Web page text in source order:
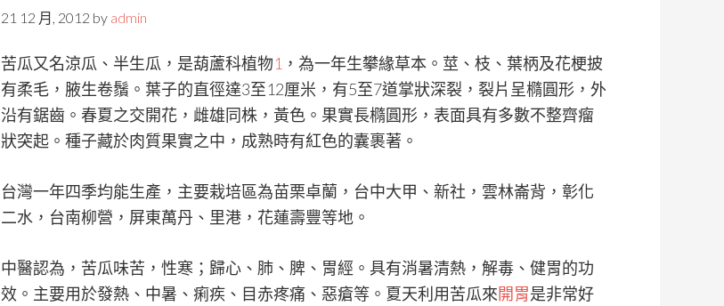
21 12 月, 2012 by admin
苦瓜又名涼瓜、半生瓜，是葫蘆科植物1 ，為一年生攀緣草本。莖、枝、葉柄及花梗披
有柔毛，腋生卷鬚。葉子的直徑達3至12厘米，有5至7道掌狀深裂，裂片呈橢圓形，外
沿有鋸齒。春夏之交開花，雌雄同株，黃色。果實長橢圓形，表面具有多數不整齊瘤
狀突起。種子藏於肉質果實之中，成熟時有紅色的囊裹著。
台灣一年四季均能生產，主要栽培區為苗栗卓蘭，台中大甲、新社，雲林崙背，彰化
二水，台南柳營，屏東萬丹、里港，花蓮壽豐等地。
中醫認為，苦瓜味苦，性寒；歸心、肺、脾、胃經。具有消暑清熱，解毒、健胃的功
效。主要用於發熱、中暑、痢疾、目赤疼痛、惡瘡等。夏天利用苦瓜來開胃是非常好